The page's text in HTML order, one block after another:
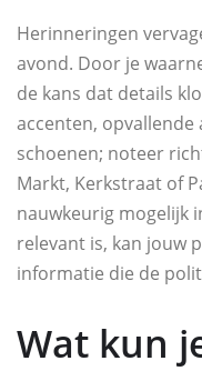
Herinneringen
avond. Door je
de kans dat details
accenten, opvallende
schoenen; noteer
Markt, Kerkstraat of
nauwkeurig mogelijk
relevant is, kan jouw
informatie die de
Wat kun